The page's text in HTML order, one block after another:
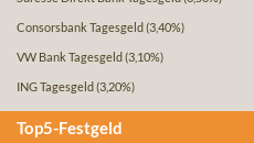
Consorsbank Tagesgeld (3,40%)
VW Bank Tagesgeld (3,10%)
ING Tagesgeld (3,20%)
Top5-Festgeld